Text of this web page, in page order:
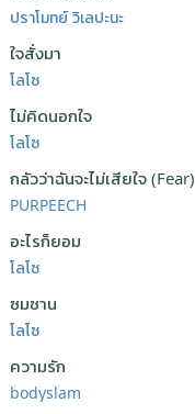
ปราโมทย์ วิเลปะนะ
ใจสั่งมา
โลโซ
ไม่คิดนอกใจ
โลโซ
กลัวว่าฉันจะไม่เสียใจ (Fear)
PURPEECH
อะไรก็ยอม
โลโซ
ซมซาน
โลโซ
ความรัก
bodyslam